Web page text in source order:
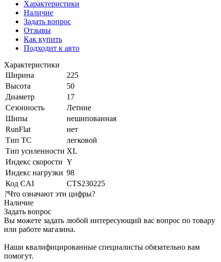
Характеристики
Наличие
Задать вопрос
Отзывы
Как купить
Подходит к авто
Характеристики
Ширина
225
Высота
50
Диаметр
17
Сезонность
Летние
Шипы
нешипованная
RunFlat
нет
Тип ТС
легковой
Тип усиленности XL
Индекс скорости Y
Индекс нагрузки 98
Код CAI
CTS230225
?Что означают эти цифры?
Наличие
Задать вопрос
Вы можете задать любой интересующий вас вопрос по товару
или работе магазина.
Наши квалифицированные специалисты обязательно вам
помогут.